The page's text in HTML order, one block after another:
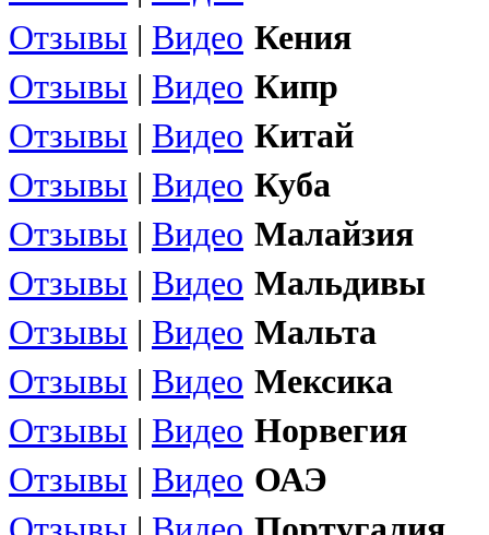
Отзывы | Видео Кения
Отзывы | Видео Кипр
Отзывы | Видео Китай
Отзывы | Видео Куба
Отзывы | Видео Малайзия
Отзывы | Видео Мальдивы
Отзывы | Видео Мальта
Отзывы | Видео Мексика
Отзывы | Видео Норвегия
Отзывы | Видео ОАЭ